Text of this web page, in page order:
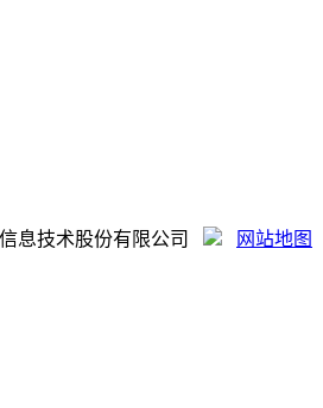
息技术股份有限公司 网站地图